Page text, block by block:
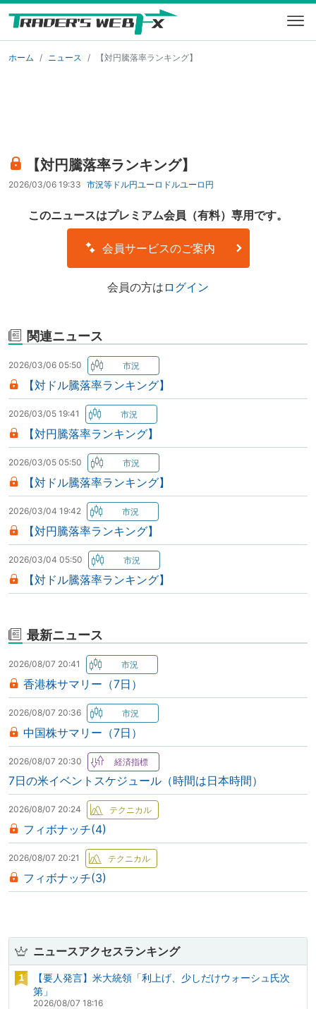
ホーム ニュース 【対円騰落率ランキング】
【対円騰落率ランキング】
2026/03/06 19:33 市況等 ドル円ユーロドルユーロ円
このニュースはプレミアム会員（有料）専用です。
会員サービスのご案内
会員の方は ログイン
関連ニュース
2026/03/06 05:50
【対ドル騰落率ランキング】
2026/03/05 19:41
【対円騰落率ランキング】
2026/03/05 05:50
【対ドル騰落率ランキング】
2026/03/04 19:42
【対円騰落率ランキング】
2026/03/04 05:50
【対ドル騰落率ランキング】
最新ニュース
2026/08/07 20:41
香港株サマリー（7日）
2026/08/07 20:36
中国株サマリー（7日）
2026/08/07 20:30
7日の米イベントスケジュール（時間は日本時間）
2026/08/07 20:24
フィボナッチ(4)
2026/08/07 20:21
フィボナッチ(3)
ニュースアクセスランキング
【要人発言】米大統領「利上げ、少しだけウォーシュ氏次
第」
2026/08/07 18:16